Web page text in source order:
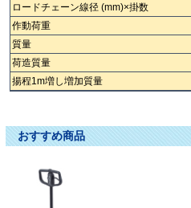
ロードチェーン線径 (mm)×掛数
作動荷重
質量
荷造質量
揚程1m増し増加質量
おすすめ商品